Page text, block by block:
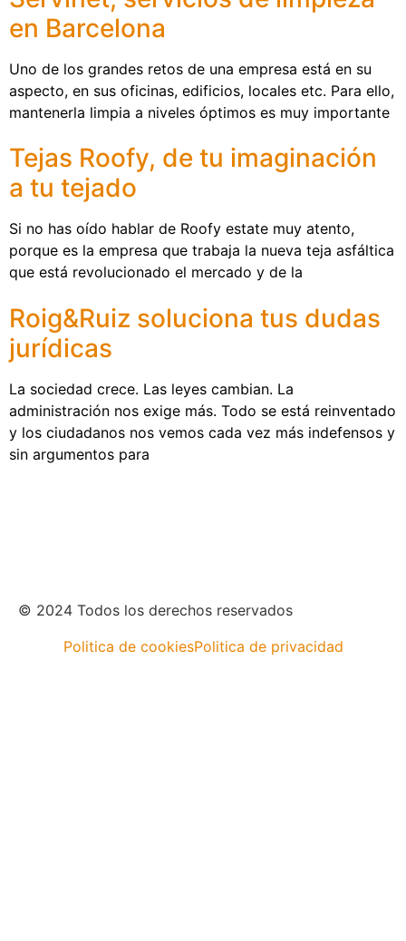
en Barcelona
Uno de los grandes retos de una empresa está en su
aspecto, en sus oficinas, edificios, locales etc. Para ello,
mantenerla limpia a niveles óptimos es muy importante
Tejas Roofy, de tu imaginación
a tu tejado
Si no has oído hablar de Roofy estate muy atento,
porque es la empresa que trabaja la nueva teja asfáltica
que está revolucionado el mercado y de la
Roig&Ruiz soluciona tus dudas
jurídicas
La sociedad crece. Las leyes cambian. La
administración nos exige más. Todo se está reinventado
y los ciudadanos nos vemos cada vez más indefensos y
sin argumentos para
© 2024 Todos los derechos reservados
Politica de cookiesPolitica de privacidad